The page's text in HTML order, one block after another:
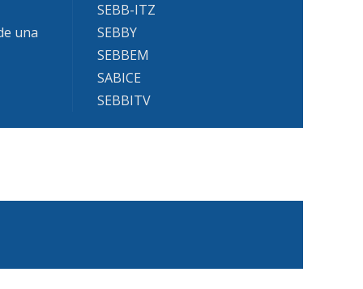
una
SEBB-ITZ
SEBBY
SEBBEM
SABICE
SEBBITV